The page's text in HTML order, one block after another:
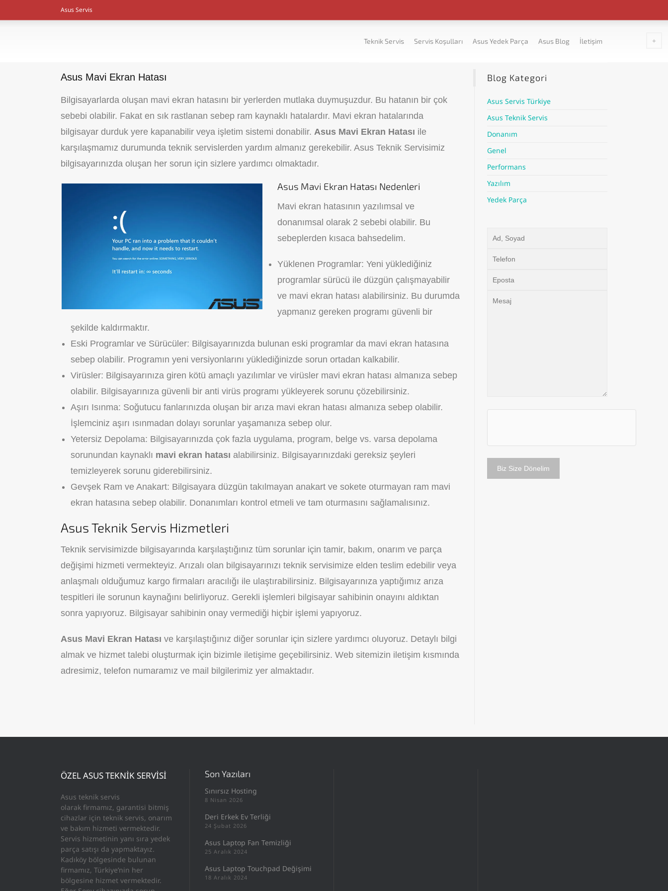
Asus Servis
Teknik Servis Servis Koşulları Asus Yedek Parça Asus Blog İletişim
Asus Mavi Ekran Hatası
Bilgisayarlarda oluşan mavi ekran hatasını bir yerlerden mutlaka duymuşuzdur. Bu hatanın bir çok
sebebi olabilir. Fakat en sık rastlanan sebep ram kaynaklı hatalardır. Mavi ekran hatalarında
bilgisayar durduk yere kapanabilir veya işletim sistemi donabilir. Asus Mavi Ekran Hatası ile
karşılaşmamız durumunda teknik servislerden yardım almanız gerekebilir. Asus Teknik Servisimiz
bilgisayarınızda oluşan her sorun için sizlere yardımcı olmaktadır.
Asus Mavi Ekran Hatası Nedenleri
Mavi ekran hatasının yazılımsal ve
donanımsal olarak 2 sebebi olabilir. Bu
sebeplerden kısaca bahsedelim.
Yüklenen Programlar: Yeni yüklediğiniz
programlar sürücü ile düzgün çalışmayabilir
ve mavi ekran hatası alabilirsiniz. Bu durumda
yapmanız gereken programı güvenli bir
şekilde kaldırmaktır.
Eski Programlar ve Sürücüler: Bilgisayarınızda bulunan eski programlar da mavi ekran hatasına
sebep olabilir. Programın yeni versiyonlarını yüklediğinizde sorun ortadan kalkabilir.
Virüsler: Bilgisayarınıza giren kötü amaçlı yazılımlar ve virüsler mavi ekran hatası almanıza sebep
olabilir. Bilgisayarınıza güvenli bir anti virüs programı yükleyerek sorunu çözebilirsiniz.
Aşırı Isınma: Soğutucu fanlarınızda oluşan bir arıza mavi ekran hatası almanıza sebep olabilir.
İşlemciniz aşırı ısınmadan dolayı sorunlar yaşamanıza sebep olur.
Yetersiz Depolama: Bilgisayarınızda çok fazla uygulama, program, belge vs. varsa depolama
sorunundan kaynaklı mavi ekran hatası alabilirsiniz. Bilgisayarınızdaki gereksiz şeyleri
temizleyerek sorunu giderebilirsiniz.
Gevşek Ram ve Anakart: Bilgisayara düzgün takılmayan anakart ve sokete oturmayan ram mavi
ekran hatasına sebep olabilir. Donanımları kontrol etmeli ve tam oturmasını sağlamalısınız.
Asus Teknik Servis Hizmetleri
Teknik servisimizde bilgisayarında karşılaştığınız tüm sorunlar için tamir, bakım, onarım ve parça
değişimi hizmeti vermekteyiz. Arızalı olan bilgisayarınızı teknik servisimize elden teslim edebilir veya
anlaşmalı olduğumuz kargo firmaları aracılığı ile ulaştırabilirsiniz. Bilgisayarınıza yaptığımız arıza
tespitleri ile sorunun kaynağını belirliyoruz. Gerekli işlemleri bilgisayar sahibinin onayını aldıktan
sonra yapıyoruz. Bilgisayar sahibinin onay vermediği hiçbir işlemi yapıyoruz.
Asus Mavi Ekran Hatası ve karşılaştığınız diğer sorunlar için sizlere yardımcı oluyoruz. Detaylı bilgi
almak ve hizmet talebi oluşturmak için bizimle iletişime geçebilirsiniz. Web sitemizin iletişim kısmında
adresimiz, telefon numaramız ve mail bilgilerimiz yer almaktadır.
Blog Kategori
Asus Servis Türkiye
Asus Teknik Servis
Donanım
Genel
Performans
Yazılım
Yedek Parça
ÖZEL ASUS TEKNİK SERVİSİ
Asus teknik servis
olarak firmamız, garantisi bitmiş
cihazlar için teknik servis, onarım
ve bakım hizmeti vermektedir.
Servis hizmetinin yanı sıra yedek
parça satışı da yapmaktayız.
Kadıköy bölgesinde bulunan
firmamız, Türkiye’nin her
bölgesine hizmet vermektedir.
Son Yazıları
Sınırsız Hosting
8 Nisan 2026
Deri Erkek Ev Terliği
24 Şubat 2026
Asus Laptop Fan Temizliği
25 Aralık 2024
Asus Laptop Touchpad Değişimi
18 Aralık 2024